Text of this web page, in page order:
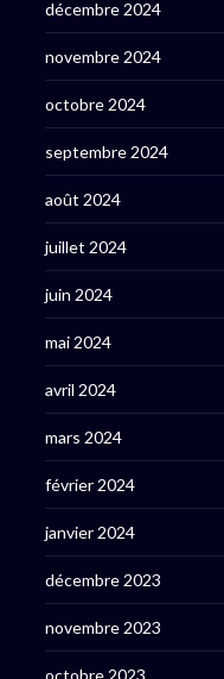
décembre 2024
novembre 2024
octobre 2024
septembre 2024
août 2024
juillet 2024
juin 2024
mai 2024
avril 2024
mars 2024
février 2024
janvier 2024
décembre 2023
novembre 2023